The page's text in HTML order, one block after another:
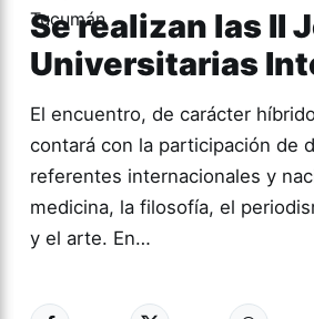
Se realizan las II
Universitarias
El encuentro, de carácter
contará con la participación de
referentes internacionales y
medicina, la filosofía, el
y el arte. En…
GÉNERO Y